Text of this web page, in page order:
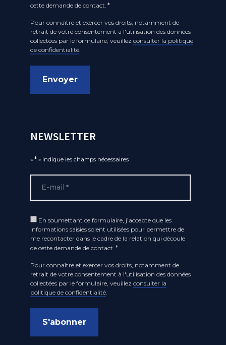
cette demande de contact. *
Pour connaître et exercer vos droits, notamment de
retrait de votre consentement à l'utilisation des données
collectées par le formulaire, veuillez consulter la politique
de confidentialité.
NEWSLETTER
« * » indique les champs nécessaires
E-mail *
Opt
In
En soumettant ce formulaire, j’accepte que les
informations saisies soient utilisées pour permettre de
me recontacter dans le cadre de la relation qui découle
de cette demande de contact. *
Pour connaître et exercer vos droits, notamment de
retrait de votre consentement à l'utilisation des données
collectées par le formulaire, veuillez consulter la
politique de confidentialité.